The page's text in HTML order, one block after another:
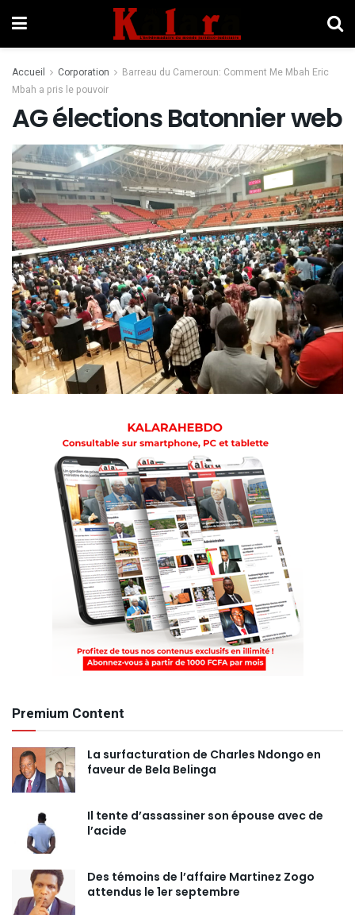
Accueil Corporation
Barreau du Cameroun: Comment Me Mbah Eric
Mbah a pris le pouvoir
AG élections Batonnier web
Premium Content
La surfacturation de Charles Ndongo en
faveur de Bela Belinga
Il tente d’assassiner son épouse avec de
l’acide
Des témoins de l’affaire Martinez Zogo
attendus le 1er septembre